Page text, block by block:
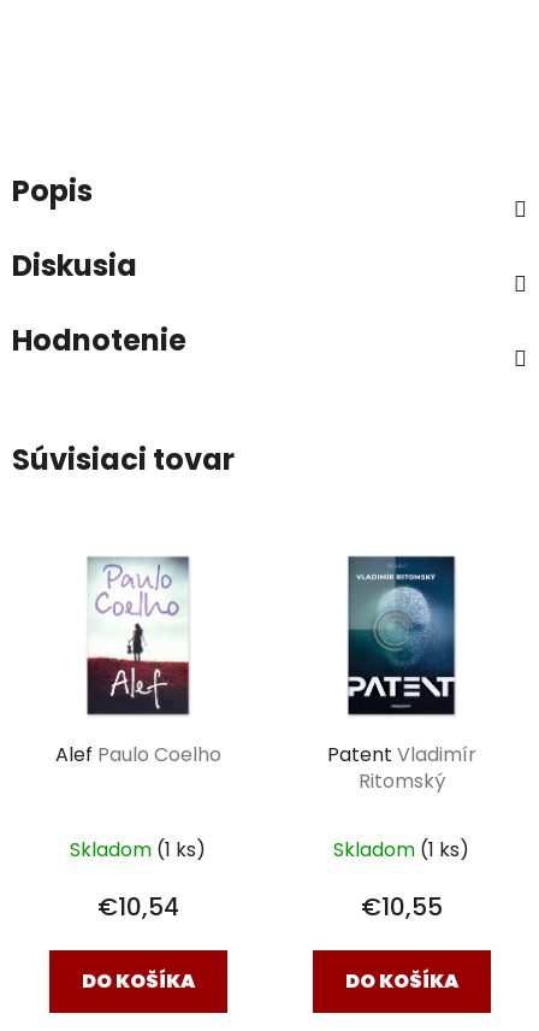
Popis
Diskusia
Hodnotenie
Súvisiaci tovar
Alef Paulo Coelho
Skladom (1 ks)
€10,54
DO KOŠÍKA
Patent Vladimír
Ritomský
Skladom (1 ks)
€10,55
DO KOŠÍKA